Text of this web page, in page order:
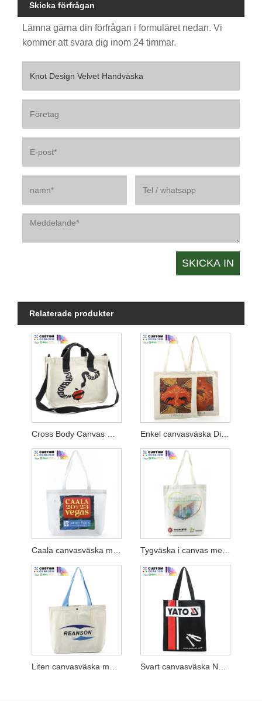
Skicka förfrågan
Lämna gärna din förfrågan i formuläret nedan. Vi
kommer att svara dig inom 24 timmar.
Relaterade produkter
Cross Body Canvas Messenger Bag Enkel canvasväska Digitaltryckt Australien
Caala canvasväska med bottenkil Tygväska i canvas med bottenkil Hkhyab